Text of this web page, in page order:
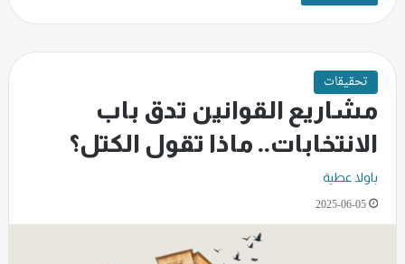
تحقيقات
مشاريع القوانين تدق باب
الانتخابات.. ماذا تقول الكتل؟
باولا عطية
2025-06-05